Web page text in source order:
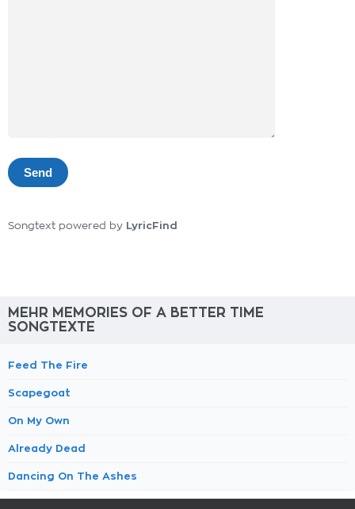
Songtext powered by LyricFind
MEHR MEMORIES OF A BETTER TIME
SONGTEXTE
Feed The Fire
Scapegoat
On My Own
Already Dead
Dancing On The Ashes